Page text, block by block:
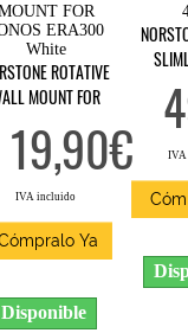
ROTATIVE
MOUNT FOR
ERA300 White
19,90€
IVA incluido
Ya
Disponible
IVA